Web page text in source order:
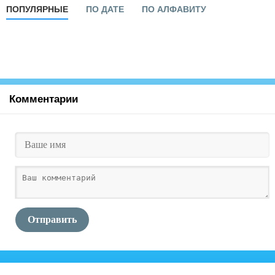
ПОПУЛЯРНЫЕ ПО ДАТЕ ПО АЛФАВИТУ
Комментарии
Отправить